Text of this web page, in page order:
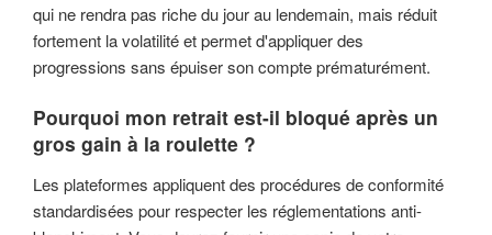
qui ne rendra pas riche du jour au lendemain, mais réduit
fortement la volatilité et permet d'appliquer des
progressions sans épuiser son compte prématurément.
Pourquoi mon retrait est-il bloqué après un
gros gain à la roulette ?
Les plateformes appliquent des procédures de conformité
standardisées pour respecter les réglementations anti-